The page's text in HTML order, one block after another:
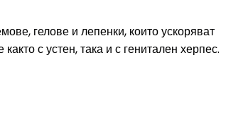
гелове и лепенки, които ускоряват
с устен, така и с генитален херпес.